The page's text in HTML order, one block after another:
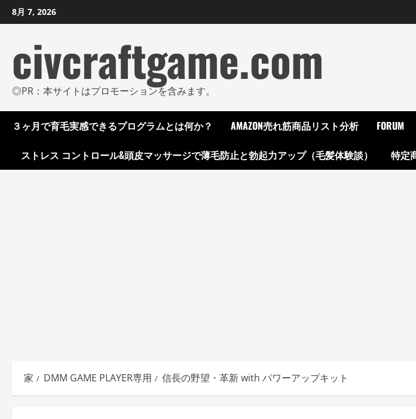
ン
し
8月 7, 2026
civcraftgame.com
◎PR：本サイトはプロモーションを含みます。
３ヶ月で育毛実感できるプログラムとは何か？ AMAZON売れ筋商品リスト分析 FORUM
ストレス コントロール&頭皮マッサージで薄毛防止と勃起力アップ（毛髪体験談） 特定
家 DMM GAME PLAYER専用 信長の野望・革新 with パワーアップキット